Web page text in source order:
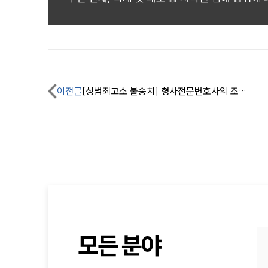
이전글 [성범죄고소 불송치] 형사전문변호사의 조력으로 억울한 성범죄고소건 혐의없음 불송치
모든 분야